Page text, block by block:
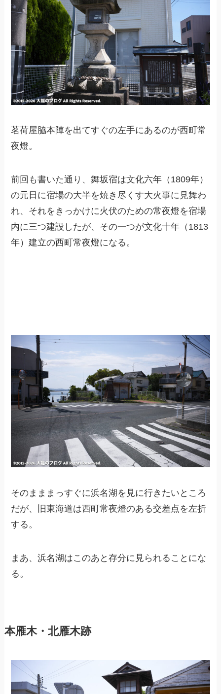
茗荷屋脇本陣を出てすぐの左手にあるのが西町常
夜燈。
前回も書いた通り、舞坂宿は文化六年（1809年）
の元日に宿場の大半を焼き尽くす大火事に見舞わ
れ、それをきっかけに火伏のための常夜燈を宿場
内に三つ建設したが、その一つが文化十年（1813
年）建立の西町常夜燈になる。
そのまままっすぐに浜名湖を見に行きたいところ
だが、旧東海道は西町常夜燈のある交差点を左折
する。
まあ、浜名湖はこのあと存分に見られることにな
る。
本雁木・北雁木跡